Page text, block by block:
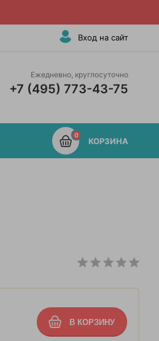
Вход на сайт
Ежедневно, круглосуточно
+7 (495) 773-43-75
0
КОРЗИНА